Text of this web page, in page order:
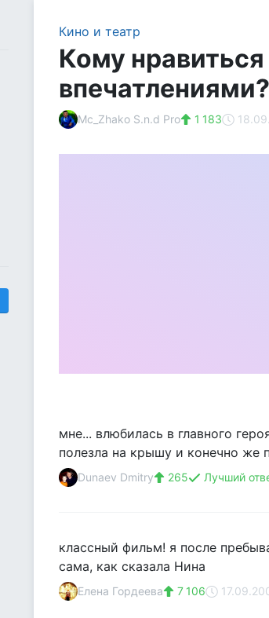
Кино и театр
Кому
впечатлениями?
Mc_Zhako S.n.d Pro 1 183
мне... влюбилась в главного
полезла на крышу и конечно же
Dunaev Dmitry 265 Лучший
классный фильм! я после
сама, как сказала Нина
Елена Гордеева 7 106